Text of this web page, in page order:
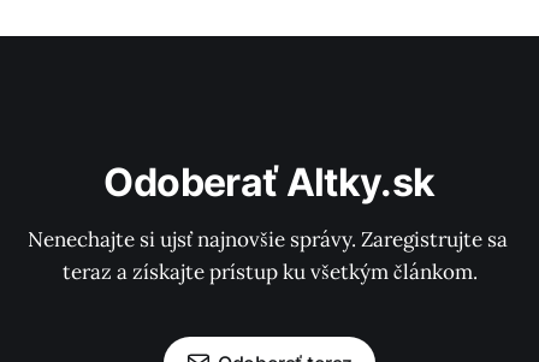
Odoberať Altky.sk
Nenechajte si ujsť najnovšie správy. Zaregistrujte sa
teraz a získajte prístup ku všetkým článkom.